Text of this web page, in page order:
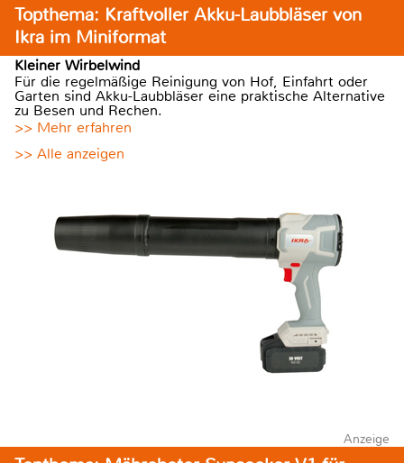
Topthema: Kraftvoller Akku-Laubbläser von
Ikra im Miniformat
Kleiner Wirbelwind
Für die regelmäßige Reinigung von Hof, Einfahrt oder
Garten sind Akku-Laubbläser eine praktische Alternative
zu Besen und Rechen.
>> Mehr erfahren
>> Alle anzeigen
Anzeige